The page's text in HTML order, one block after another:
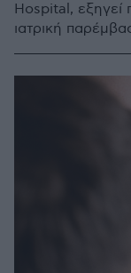
Hospital, εξηγεί
ιατρική